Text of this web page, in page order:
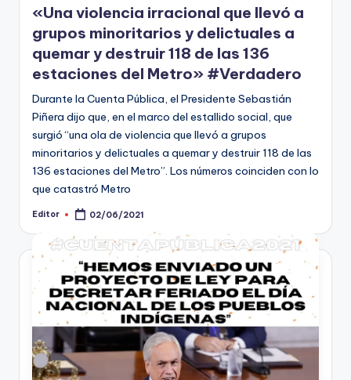
«Una violencia irracional que llevó a
grupos minoritarios y delictuales a
quemar y destruir 118 de las 136
estaciones del Metro» #Verdadero
Durante la Cuenta Pública, el Presidente Sebastián
Piñera dijo que, en el marco del estallido social, que
surgió “una ola de violencia que llevó a grupos
minoritarios y delictuales a quemar y destruir 118 de las
136 estaciones del Metro”. Los números coinciden con lo
que catastró Metro
Publicado
Editor 02/06/2021